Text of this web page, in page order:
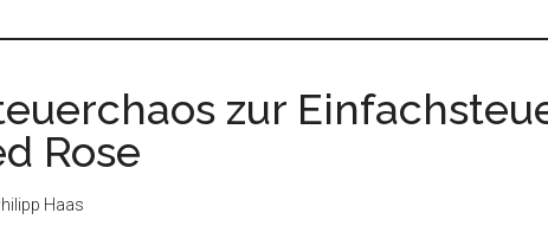
zur
Rose
Haas